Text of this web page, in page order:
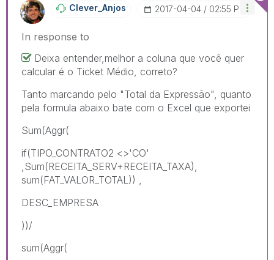
Clever_Anjos ‎2017-04-04 02:55 PM
In response to
Deixa entender,melhor a coluna que você quer
calcular é o Ticket Médio, correto?
Tanto marcando pelo "Total da Expressão", quanto
pela formula abaixo bate com o Excel que exportei
Sum(Aggr(
if(TIPO_CONTRATO2 <>'CO'
,Sum(RECEITA_SERV+RECEITA_TAXA),
sum(FAT_VALOR_TOTAL)) ,
DESC_EMPRESA
))/
sum(Aggr(